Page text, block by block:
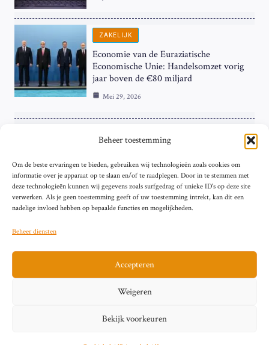
Beheer toestemming
Om de beste ervaringen te bieden, gebruiken wij technologieën zoals cookies om
informatie over je apparaat op te slaan en/of te raadplegen. Door in te stemmen met
deze technologieën kunnen wij gegevens zoals surfgedrag of unieke ID's op deze site
verwerken. Als je geen toestemming geeft of uw toestemming intrekt, kan dit een
nadelige invloed hebben op bepaalde functies en mogelijkheden.
Beheer diensten
Accepteren
Weigeren
Bekijk voorkeuren
ZAKELIJK
Economie van de Euraziatische
Economische Unie: Handelsomzet vorig
jaar boven de €80 miljard
Mei 29, 2026
Hardnekkige Inflatie bij de ‘Grote Vier’
van de Eurozone
Mei 29, 2026
Sitemap Contact Privacybeleid (EU)
Impressum
Cookiebeleid (EU)